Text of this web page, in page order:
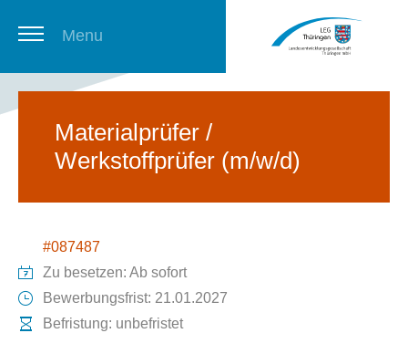
Menu
Newsletter
Materialprüfer /
Werkstoffprüfer (m/w/d)
#087487
Zu besetzen: Ab sofort
Bewerbungsfrist: 21.01.2027
Befristung: unbefristet